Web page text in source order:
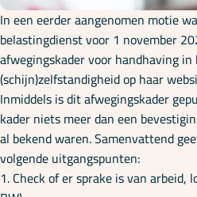
Cursussen
Podcasts
Over ons
In een eerder aangenomen motie
belastingdienst voor 1 november
afwegingskader voor handhaving
(schijn)zelfstandigheid op haar
Inmiddels is dit afwegingskader
kader niets meer dan een
al bekend waren. Samenvattend
volgende uitgangspunten:
1. Check of er sprake is van arbeid,